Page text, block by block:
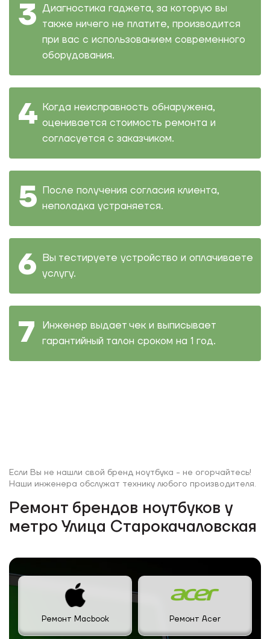
Диагностика гаджета, за которую вы
также ничего не платите, производится
при вас с использованием современного
оборудования.
Когда неисправность обнаружена,
оценивается стоимость ремонта и
согласуется с заказчиком.
После получения согласия клиента,
неполадка устраняется.
Вы тестируете устройство и оплачиваете
услугу.
Инженер выдает чек и выписывает
гарантийный талон сроком на 1 год.
Если Вы не нашли свой бренд ноутбука - не огорчайтесь!
Наши инженера обслужат технику любого производителя.
Ремонт брендов ноутбуков у
метро Улица Старокачаловская
Ремонт Macbook Ремонт Acer